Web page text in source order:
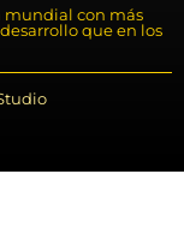
mundial con más
que en los